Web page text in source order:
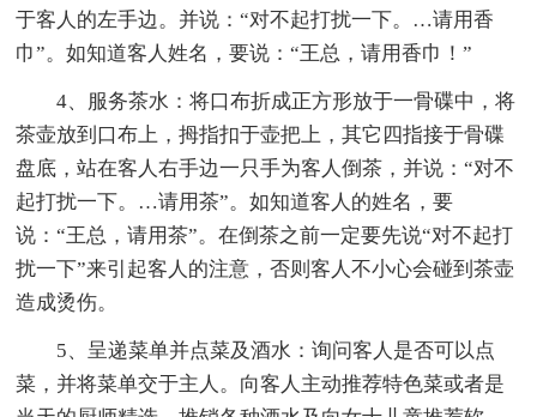
于客人的左手边。并说：“对不起打扰一下。…请用香
巾”。如知道客人姓名，要说：“王总，请用香巾！”
4、服务茶水：将口布折成正方形放于一骨碟中，将
茶壶放到口布上，拇指扣于壶把上，其它四指接于骨碟
盘底，站在客人右手边一只手为客人倒茶，并说：“对不
起打扰一下。…请用茶”。如知道客人的姓名，要
说：“王总，请用茶”。在倒茶之前一定要先说“对不起打
扰一下”来引起客人的注意，否则客人不小心会碰到茶壶
造成烫伤。
5、呈递菜单并点菜及酒水：询问客人是否可以点
菜，并将菜单交于主人。向客人主动推荐特色菜或者是